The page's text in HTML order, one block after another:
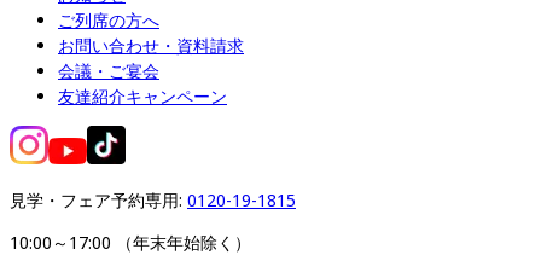
ご列席の方へ
お問い合わせ・資料請求
会議・ご宴会
友達紹介キャンペーン
見学・フェア予約専用: 0120-19-1815
10:00～17:00 （年末年始除く）